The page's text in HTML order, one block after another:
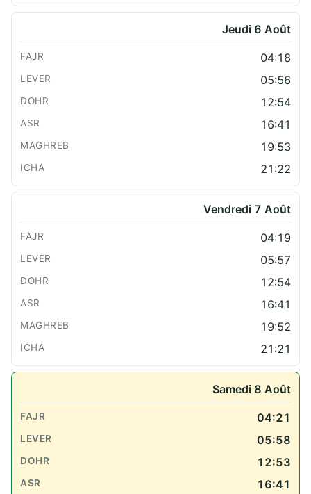
Jeudi 6 Août
04:18
05:56
12:54
16:41
19:53
21:22
Vendredi 7 Août
04:19
05:57
12:54
16:41
19:52
21:21
Samedi 8 Août
04:21
05:58
12:53
16:41